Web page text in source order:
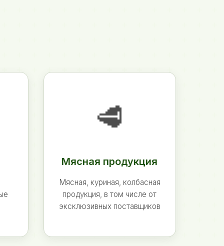
🥩
Мясная продукция
Мясная, куриная, колбасная
продукция, в том числе от
эксклюзивных поставщиков